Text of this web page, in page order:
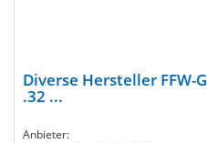
Diverse Hersteller FFW-
.32 ...
Anbieter: